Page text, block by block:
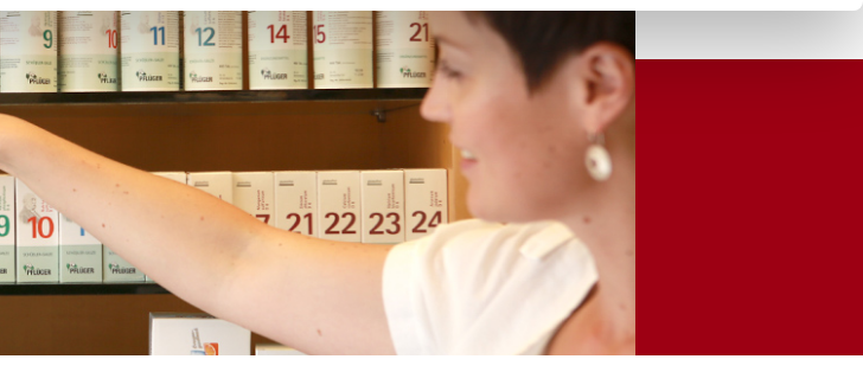
Infos für Patienten
Infos für Verordner
TCM Bestandteile
TCM-Forum
Mischungen
- Wellness-Tee
TCM Bücher
Marken
LaRoche-Posay
Eucerin
Aromatherapie